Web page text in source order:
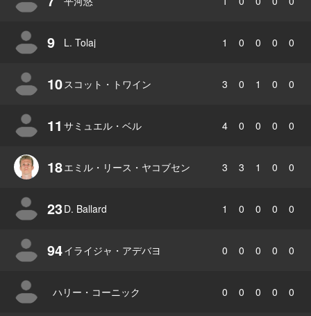
9 L. Tolaj 1 0 0 0 0
10スコット・トワイン 3 0 1 0 0
11 サミュエル・ベル 4 0 0 0 0
18エミル・リース・ヤコブセン 3 3 1 0 0
23D. Ballard 1 0 0 0 0
94イライジャ・アデバヨ 0 0 0 0 0
ハリー・コーニック 0 0 0 0 0